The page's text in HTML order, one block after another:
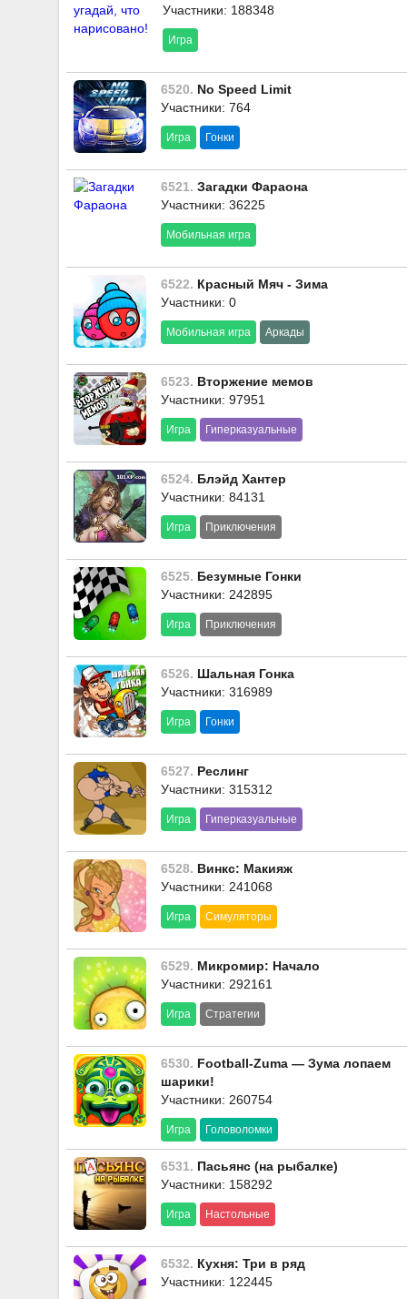
Участники: 188348
Игра
6520. No Speed Limit
Участники: 764
Игра Гонки
6521. Загадки Фараона
Участники: 36225
Мобильная игра
6522. Красный Мяч - Зима
Участники: 0
Мобильная игра Аркады
6523. Вторжение мемов
Участники: 97951
Игра Гиперказуальные
6524. Блэйд Хантер
Участники: 84131
Игра Приключения
6525. Безумные Гонки
Участники: 242895
Игра Приключения
6526. Шальная Гонка
Участники: 316989
Игра Гонки
6527. Реслинг
Участники: 315312
Игра Гиперказуальные
6528. Винкс: Макияж
Участники: 241068
Игра Симуляторы
6529. Микромир: Начало
Участники: 292161
Игра Стратегии
6530. Football-Zuma — Зума лопаем
шарики!
Участники: 260754
Игра Головоломки
6531. Пасьянс (на рыбалке)
Участники: 158292
Игра Настольные
6532. Кухня: Три в ряд
Участники: 122445